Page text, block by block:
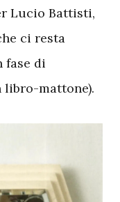
Lucio Battisti,
ci resta
fase di
libro-mattone).